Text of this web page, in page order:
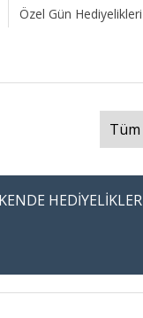
Özel Gün Hediyelikleri
HEDİYELİKLER